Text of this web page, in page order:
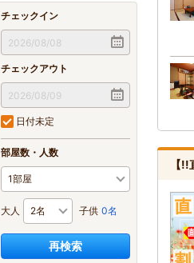
チェックイン
チェックアウト
日付未定
部屋数・人数
大人 子供 0名
再検索
【